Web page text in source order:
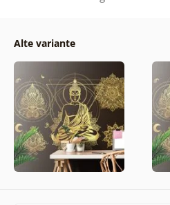
Alte variante